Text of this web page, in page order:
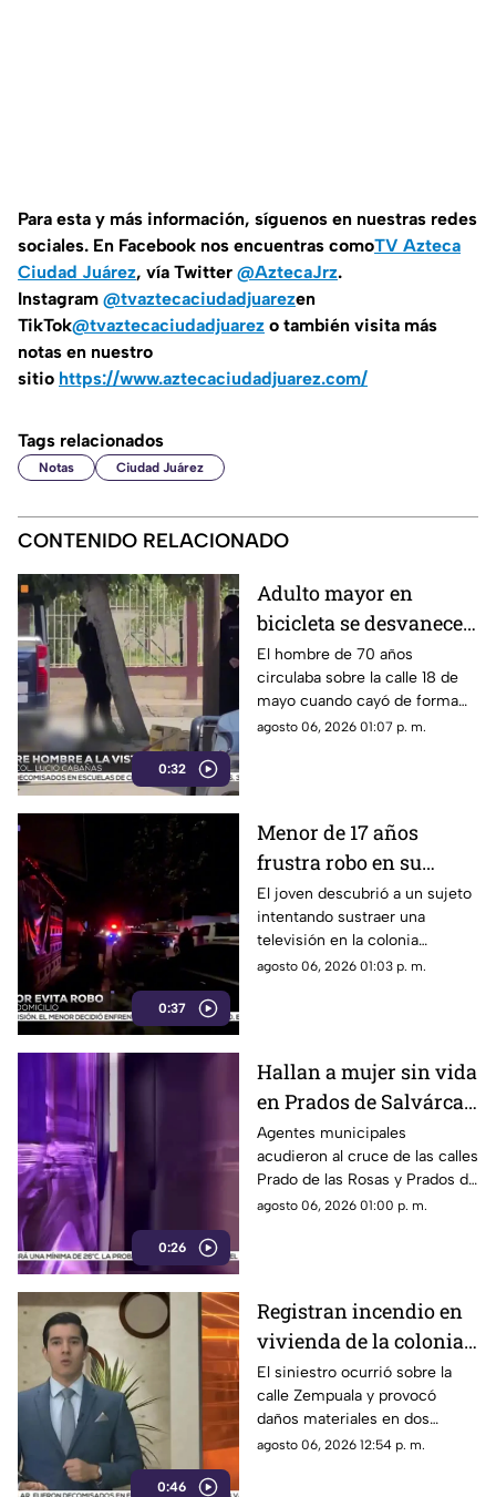
Para esta y más información, síguenos en nuestras redes
sociales. En Facebook nos encuentras comoTV Azteca
Ciudad Juárez, vía Twitter @AztecaJrz.
Instagram @tvaztecaciudadjuarezen
TikTok@tvaztecaciudadjuarez o también visita más
notas en nuestro
sitio https://www.aztecaciudadjuarez.com/
Tags relacionados
Notas Ciudad Juárez
CONTENIDO RELACIONADO
0:32
Adulto mayor en
bicicleta se desvanece y
pierde la vida en la
colonia Lucio Cabañas
El hombre de 70 años
circulaba sobre la calle 18 de
mayo cuando cayó de forma
repentina; paramédicos
agosto 06, 2026 01:07 p. m.
0:37
Menor de 17 años
frustra robo en su
domicilio de
Cuauhtémoc; resulta
herido de la mano
El joven descubrió a un sujeto
intentando sustraer una
televisión en la colonia
Reforma; tras forcejear con el
agosto 06, 2026 01:03 p. m.
0:26
Hallan a mujer sin vida
en Prados de Salvárcar;
cuerpo no presentaba
huellas de violencia
Agentes municipales
acudieron al cruce de las calles
Prado de las Rosas y Prados de
Azucenas tras el reporte del
agosto 06, 2026 01:00 p. m.
0:46
Registran incendio en
vivienda de la colonia
Fronteriza; bomberos
controlan las llamas
El siniestro ocurrió sobre la
calle Zempuala y provocó
daños materiales en dos
habitaciones; Protección Civil
agosto 06, 2026 12:54 p. m.